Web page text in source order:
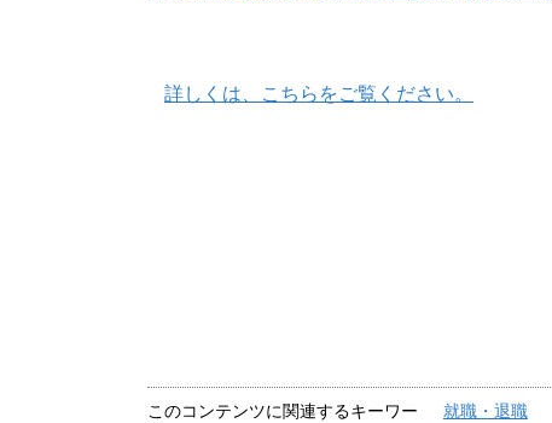
詳しくは、こちらをご覧ください。
このコンテンツに関連するキーワー
就職・退職